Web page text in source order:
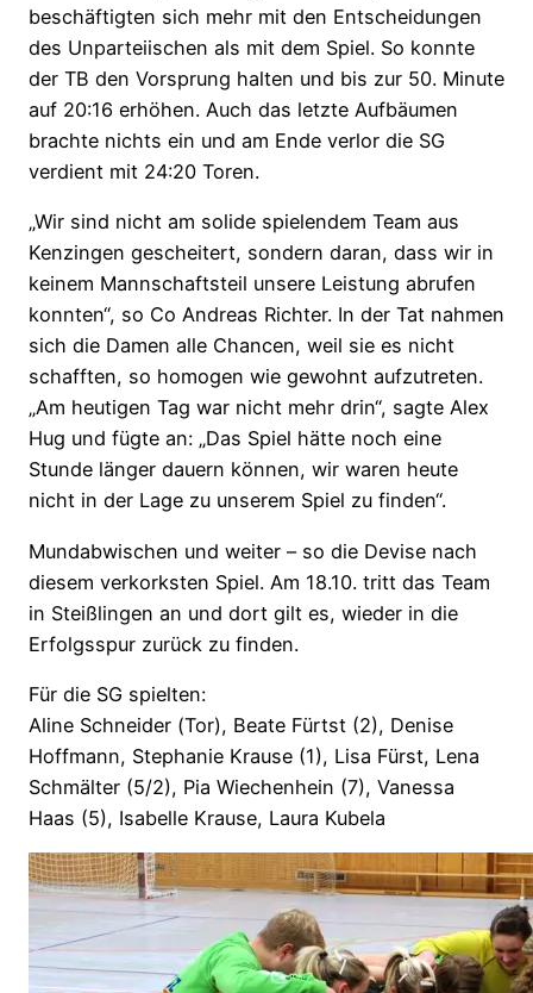
beschäftigten sich mehr mit den Entscheidungen
des Unparteiischen als mit dem Spiel. So konnte
der TB den Vorsprung halten und bis zur 50. Minute
auf 20:16 erhöhen. Auch das letzte Aufbäumen
brachte nichts ein und am Ende verlor die SG
verdient mit 24:20 Toren.
„Wir sind nicht am solide spielendem Team aus
Kenzingen gescheitert, sondern daran, dass wir in
keinem Mannschaftsteil unsere Leistung abrufen
konnten“, so Co Andreas Richter. In der Tat nahmen
sich die Damen alle Chancen, weil sie es nicht
schafften, so homogen wie gewohnt aufzutreten.
„Am heutigen Tag war nicht mehr drin“, sagte Alex
Hug und fügte an: „Das Spiel hätte noch eine
Stunde länger dauern können, wir waren heute
nicht in der Lage zu unserem Spiel zu finden“.
Mundabwischen und weiter – so die Devise nach
diesem verkorksten Spiel. Am 18.10. tritt das Team
in Steißlingen an und dort gilt es, wieder in die
Erfolgsspur zurück zu finden.
Für die SG spielten:
Aline Schneider (Tor), Beate Fürtst (2), Denise
Hoffmann, Stephanie Krause (1), Lisa Fürst, Lena
Schmälter (5/2), Pia Wiechenhein (7), Vanessa
Haas (5), Isabelle Krause, Laura Kubela